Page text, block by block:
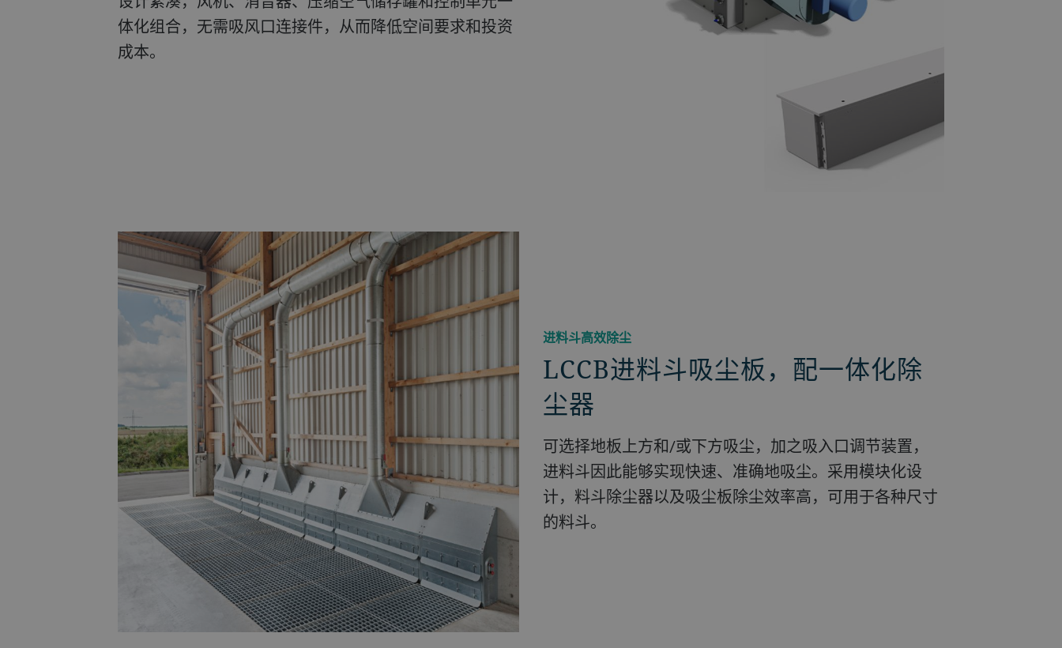
体化组合，无需吸风口连接件，从而降低空间要求和投资
成本。
进料斗高效除尘
LCCB进料斗吸尘板，配一体化除
尘器
可选择地板上方和/或下方吸尘，加之吸入口调节装置，
进料斗因此能够实现快速、准确地吸尘。采用模块化设
计，料斗除尘器以及吸尘板除尘效率高，可用于各种尺寸
的料斗。